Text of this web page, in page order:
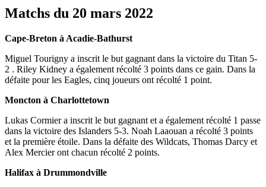
Matchs du 20 mars 2022
Cape-Breton à Acadie-Bathurst
Miguel Tourigny a inscrit le but gagnant dans la victoire du Titan 5-
2 . Riley Kidney a également récolté 3 points dans ce gain. Dans la
défaite pour les Eagles, cinq joueurs ont récolté 1 point.
Moncton à Charlottetown
Lukas Cormier a inscrit le but gagnant et a également récolté 1 passe
dans la victoire des Islanders 5-3. Noah Laaouan a récolté 3 points
et la première étoile. Dans la défaite des Wildcats, Thomas Darcy et
Alex Mercier ont chacun récolté 2 points.
Halifax à Drummondville